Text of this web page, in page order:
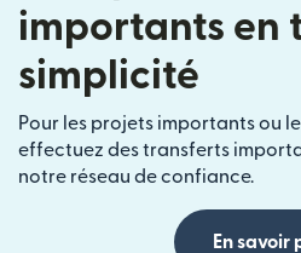
importants en
simplicité
Pour les projets importants ou
effectuez des transferts
notre réseau de confiance.
En savoir